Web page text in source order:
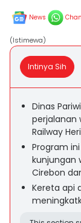
News
(Istimewa)
Intinya Sih
Dinas
perjalanan
Railway
Program
kunjungan
Cirebon
Kereta api